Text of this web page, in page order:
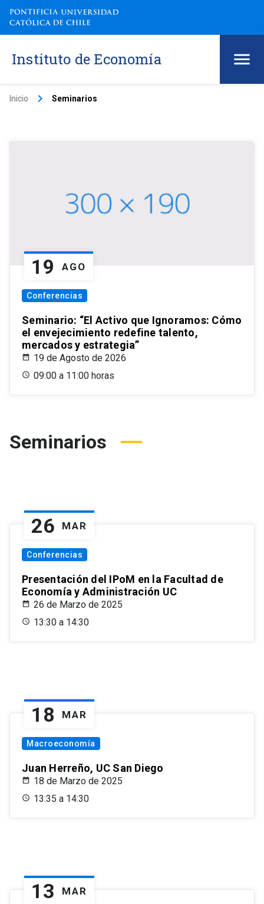
Instituto de Economía
Inicio keyboard_arrow_right Seminarios
19 AGO
Conferencias
Seminario: “El Activo que Ignoramos: Cómo
el envejecimiento redefine talento,
mercados y estrategia”
19 de Agosto de 2026
09:00 a 11:00 horas
Seminarios
26 MAR
Conferencias
Presentación del IPoM en la Facultad de
Economía y Administración UC
26 de Marzo de 2025
13:30 a 14:30
18 MAR
Macroeconomía
Juan Herreño, UC San Diego
18 de Marzo de 2025
13:35 a 14:30
13 MAR